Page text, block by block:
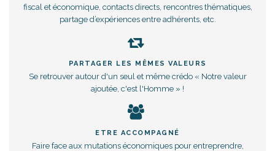
fiscal et économique, contacts directs, rencontres thématiques,
partage d’expériences entre adhérents, etc.
PARTAGER LES MÊMES VALEURS
Se retrouver autour d'un seul et même crédo « Notre valeur
ajoutée, c'est l'Homme » !
ETRE ACCOMPAGNÉ
Faire face aux mutations économiques pour entreprendre,